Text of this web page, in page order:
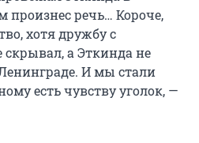
речь… Короче,
хотя дружбу с
а Эткинда не
И мы стали
есть чувству уголок, —